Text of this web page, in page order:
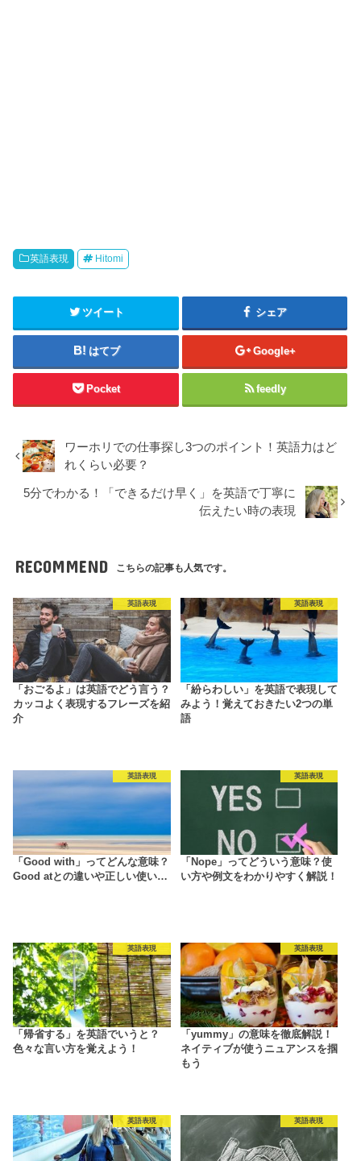
英語表現 Hitomi
ツイート シェア
はてブ Google+
Pocket feedly
ワーホリでの仕事探し3つのポイント！英語力はど
れくらい必要？
5分でわかる！「できるだけ早く」を英語で丁寧に
伝えたい時の表現
RECOMMEND こちらの記事も人気です。
英語表現
「おごるよ」は英語でどう言う？
カッコよく表現するフレーズを紹
介
英語表現
「紛らわしい」を英語で表現して
みよう！覚えておきたい2つの単
語
英語表現
「Good with」ってどんな意味？
Good atとの違いや正しい使い…
英語表現
「Nope」ってどういう意味？使
い方や例文をわかりやすく解説！
英語表現
「帰省する」を英語でいうと？
色々な言い方を覚えよう！
英語表現
「yummy」の意味を徹底解説！
ネイティブが使うニュアンスを掴
もう
英語表現 英語表現